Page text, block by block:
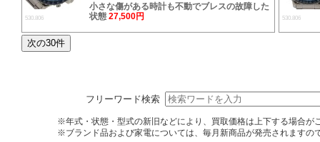
530.806
小さな傷がある時計も不動でブレスの故障した
状態 27,500円 530.806
フリーワード検索
※年式・状態・型式の新旧などにより、買取価格は上下する場合が
※ブランド品および家電については、毎月新商品が発売されますの